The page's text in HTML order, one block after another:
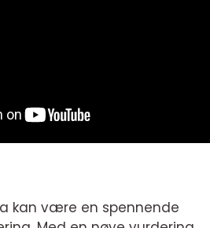
kan være en spennende